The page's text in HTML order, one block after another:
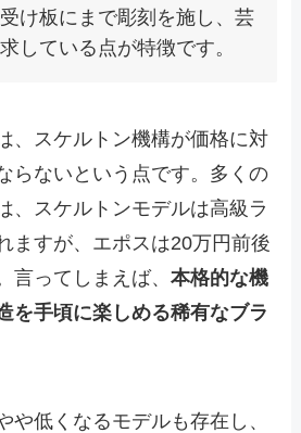
け板にまで彫刻を施し、芸
している点が特徴です。
、スケルトン機構が価格に対
らないという点です。多くの
、スケルトンモデルは高級ラ
ますが、エポスは20万円前後
言ってしまえば、本格的な機
を手頃に楽しめる稀有なブラ
や低くなるモデルも存在し、